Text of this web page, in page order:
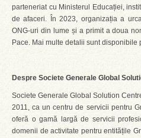
parteneriat cu Ministerul Educației,
de afaceri. În 2023, organizația a
ONG-uri din lume și a primit a doua
Pace. Mai multe detalii sunt disponibile
Despre Societe Generale Global
Societe Generale Global Solution
2011, ca un centru de servicii pentru
oferă o gamă largă de servicii
domenii de activitate pentru entitățile